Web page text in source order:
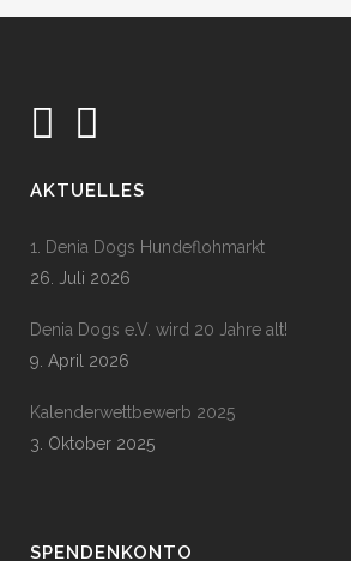
AKTUELLES
1. Denia Dogs Hundeflohmarkt
26. Juli 2026
Denia Dogs e.V. wird 20 Jahre alt!
9. April 2026
Kalenderwettbewerb 2025
3. Oktober 2025
SPENDENKONTO